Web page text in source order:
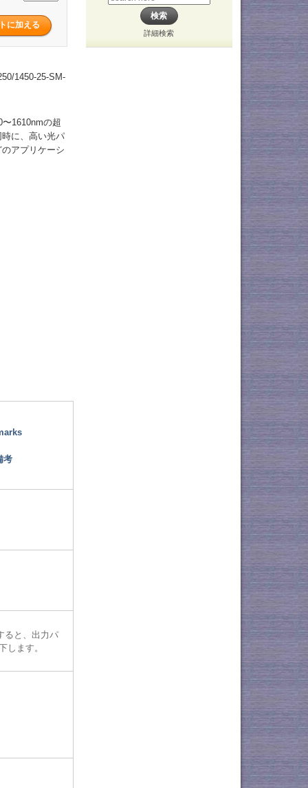
1450-25-SM-
1610nmの超
に、高い光パ
アプリケーシ
考
ると、出力パ
します。
詳細検索